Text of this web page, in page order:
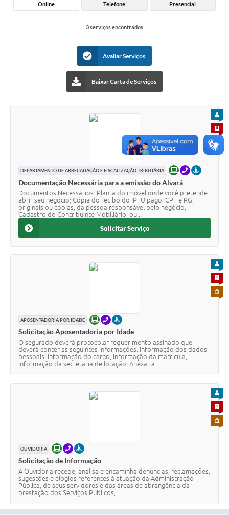
Audiências Públicas
Editais
Serviços Online
Telefones Úteis
Enquete
Diário Oficial
Contato
Online Telefone Presencial
3 serviços encontrados
Avaliar Serviços
Baixar Carta de Serviços
DEPARTAMENTO DE ARRECADAÇÃO E FISCALIZAÇÃO TRIBUTÁRIA ONLINETELEFONE
Documentação Necessária para a emissão do Alvará
Documentos Necessários Planta do imóvel onde você pretende
abrir seu negócio; Cópia do recibo do IPTU pago; CPF e RG,
originais ou cópias, da pessoa responsável pelo negócio;
Cadastro do Contribuinte Mobiliário, ou...
PARA
PARA
Solicitar Serviço
APOSENTADORIA POR IDADE ONLINETELEFONEPRESENCIAL
Solicitação Aposentadoria por Idade
O segurado deverá protocolar requerimento assinado que
deverá conter as seguintes informações: Informação dos dados
pessoais; Informação do cargo; Informação da matrícula;
Informação da secretaria de lotação; Anexar a...
PARA
PARA
OUVIDORIA ONLINETELEFONEPRESENCIAL
Solicitação de Informação
A Ouvidoria recebe, analisa e encaminha denúncias, reclamações,
sugestões e elogios referentes à atuação da Administração
Pública, de seus servidores e das áreas de abrangência da
prestação dos Serviços Públicos,...
PARA
PARA